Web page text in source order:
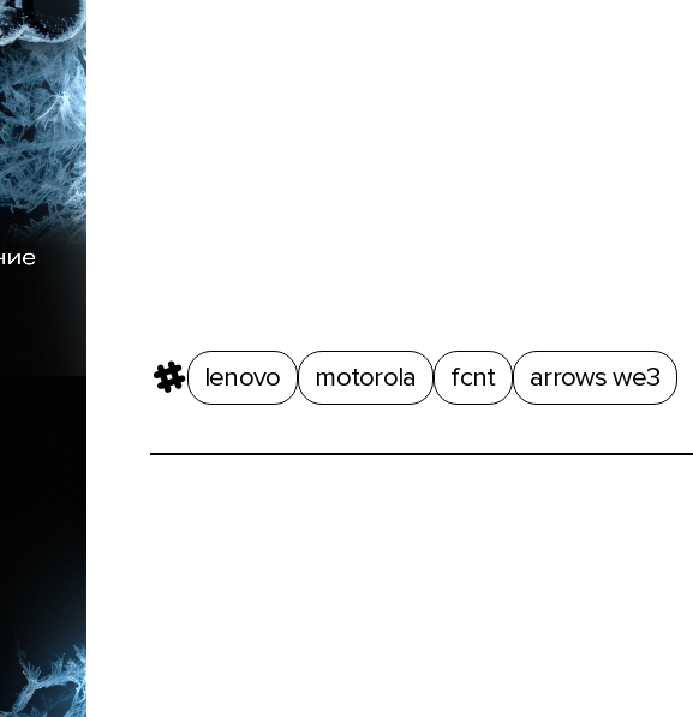
lenovo motorola fcnt arrows we3